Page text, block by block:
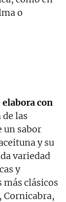
o
con
de las
un sabor
y su
variedad
y
clásicos
Cornicabra,